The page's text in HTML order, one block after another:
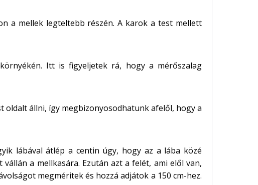
a mellek legteltebb részén. A karok a test mellett
Itt is figyeljetek rá, hogy a mérőszalag
oldalt állni, így megbizonyosodhatunk afelől, hogy a
lábával átlép a centin úgy, hogy az a lába közé
a mellkasára. Ezután azt a felét, ami elől van,
megméritek és hozzá adjátok a 150 cm-hez.